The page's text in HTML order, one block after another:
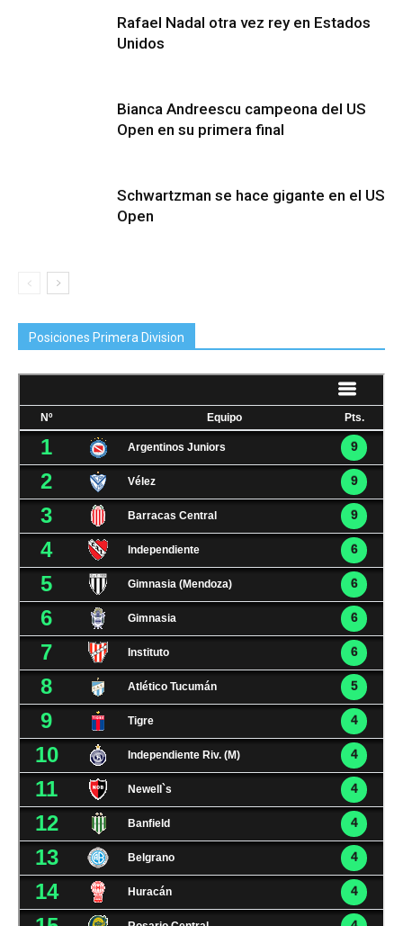
Rafael Nadal otra vez rey en Estados
Unidos
Bianca Andreescu campeona del US
Open en su primera final
Schwartzman se hace gigante en el US
Open
Posiciones Primera Division